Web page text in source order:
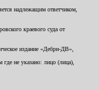
надлежащим ответчиком,
краевого суда от
издание «Дебри-ДВ»,
не указано: лицо (лица),